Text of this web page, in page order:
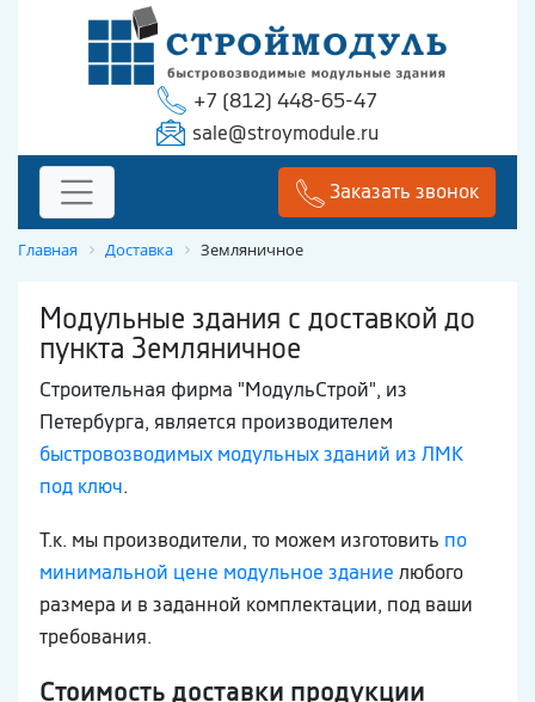
+7 (812) 448-65-47
sale@stroymodule.ru
Заказать звонок
Главная Доставка Земляничное
Модульные здания с доставкой до
пункта Земляничное
Строительная фирма "МодульСтрой", из
Петербурга, является производителем
быстровозводимых модульных зданий из ЛМК
под ключ.
Т.к. мы производители, то можем изготовить по
минимальной цене модульное здание любого
размера и в заданной комплектации, под ваши
требования.
Стоимость доставки продукции